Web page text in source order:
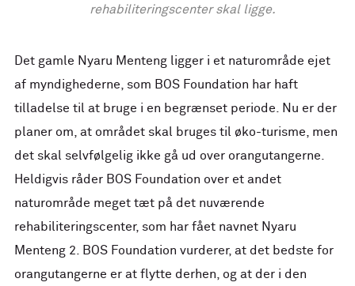
rehabiliteringscenter skal ligge.
Det gamle Nyaru Menteng ligger i et naturområde ejet
af myndighederne, som BOS Foundation har haft
tilladelse til at bruge i en begrænset periode. Nu er der
planer om, at området skal bruges til øko-turisme, men
det skal selvfølgelig ikke gå ud over orangutangerne.
Heldigvis råder BOS Foundation over et andet
naturområde meget tæt på det nuværende
rehabiliteringscenter, som har fået navnet Nyaru
Menteng 2. BOS Foundation vurderer, at det bedste for
orangutangerne er at flytte derhen, og at der i den